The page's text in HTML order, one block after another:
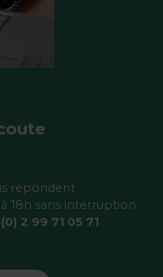
répondent
18h sans interruption
2 99 71 05 71